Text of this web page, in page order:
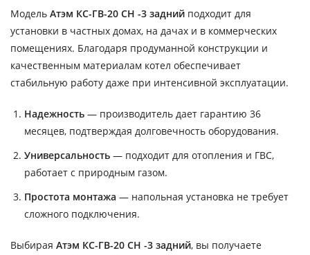
Модель Атэм КС-ГВ-20 СН -3 задний подходит для
установки в частных домах, на дачах и в коммерческих
помещениях. Благодаря продуманной конструкции и
качественным материалам котел обеспечивает
стабильную работу даже при интенсивной эксплуатации.
Надежность — производитель дает гарантию 36
месяцев, подтверждая долговечность оборудования.
Универсальность — подходит для отопления и ГВС,
работает с природным газом.
Простота монтажа — напольная установка не требует
сложного подключения.
Выбирая Атэм КС-ГВ-20 СН -3 задний, вы получаете